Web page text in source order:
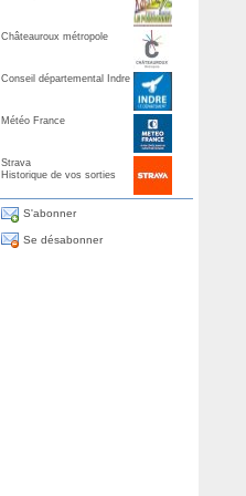
Châteauroux métropole
Conseil départemental Indre
Météo France
Strava
Historique de vos sorties
S'abonner
Se désabonner